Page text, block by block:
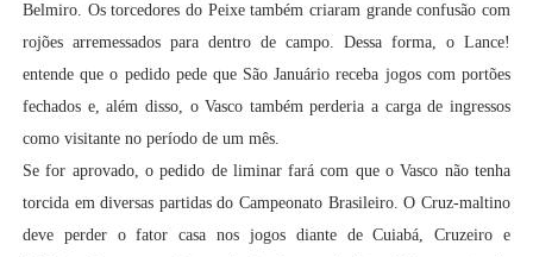
Belmiro. Os torcedores do Peixe também criaram grande confusão com
rojões arremessados para dentro de campo. Dessa forma, o Lance!
entende que o pedido pede que São Januário receba jogos com portões
fechados e, além disso, o Vasco também perderia a carga de ingressos
como visitante no período de um mês.
Se for aprovado, o pedido de liminar fará com que o Vasco não tenha
torcida em diversas partidas do Campeonato Brasileiro. O Cruz-maltino
deve perder o fator casa nos jogos diante de Cuiabá, Cruzeiro e